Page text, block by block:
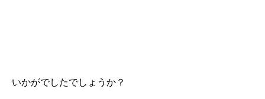
いかがでしたでしょうか？